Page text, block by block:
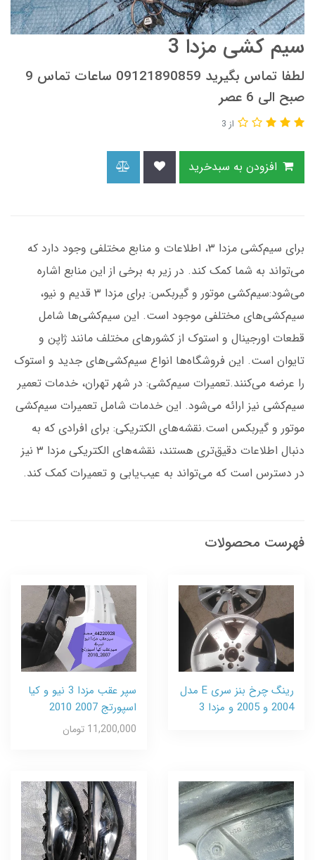
سیم کشی مزدا 3
لطفا تماس بگیرید 09121890859 ساعات تماس 9
صبح الی 6 عصر
از 3
برای سیم‌کشی مزدا ۳، اطلاعات و منابع مختلفی وجود دارد که
می‌تواند به شما کمک کند. در زیر به برخی از این منابع اشاره
می‌شود:سیم‌کشی موتور و گیربکس: برای مزدا ۳ قدیم و نیو،
سیم‌کشی‌های مختلفی موجود است. این سیم‌کشی‌ها شامل
قطعات اورجینال و استوک از کشورهای مختلف مانند ژاپن و
تایوان است. این فروشگاه‌ها انواع سیم‌کشی‌های جدید و استوک
را عرضه می‌کنند.تعمیرات سیم‌کشی: در شهر تهران، خدمات تعمیر
سیم‌کشی نیز ارائه می‌شود. این خدمات شامل تعمیرات سیم‌کشی
موتور و گیربکس است.نقشه‌های الکتریکی: برای افرادی که به
دنبال اطلاعات دقیق‌تری هستند، نقشه‌های الکتریکی مزدا ۳ نیز
در دسترس است که می‌تواند به عیب‌یابی و تعمیرات کمک کند.
فهرست محصولات
رینگ چرخ بنز سری E مدل
2004 و 2005 و مزدا 3
سپر عقب مزدا 3 نیو و کیا
اسپورتج 2007 2010
11,200,000 تومان